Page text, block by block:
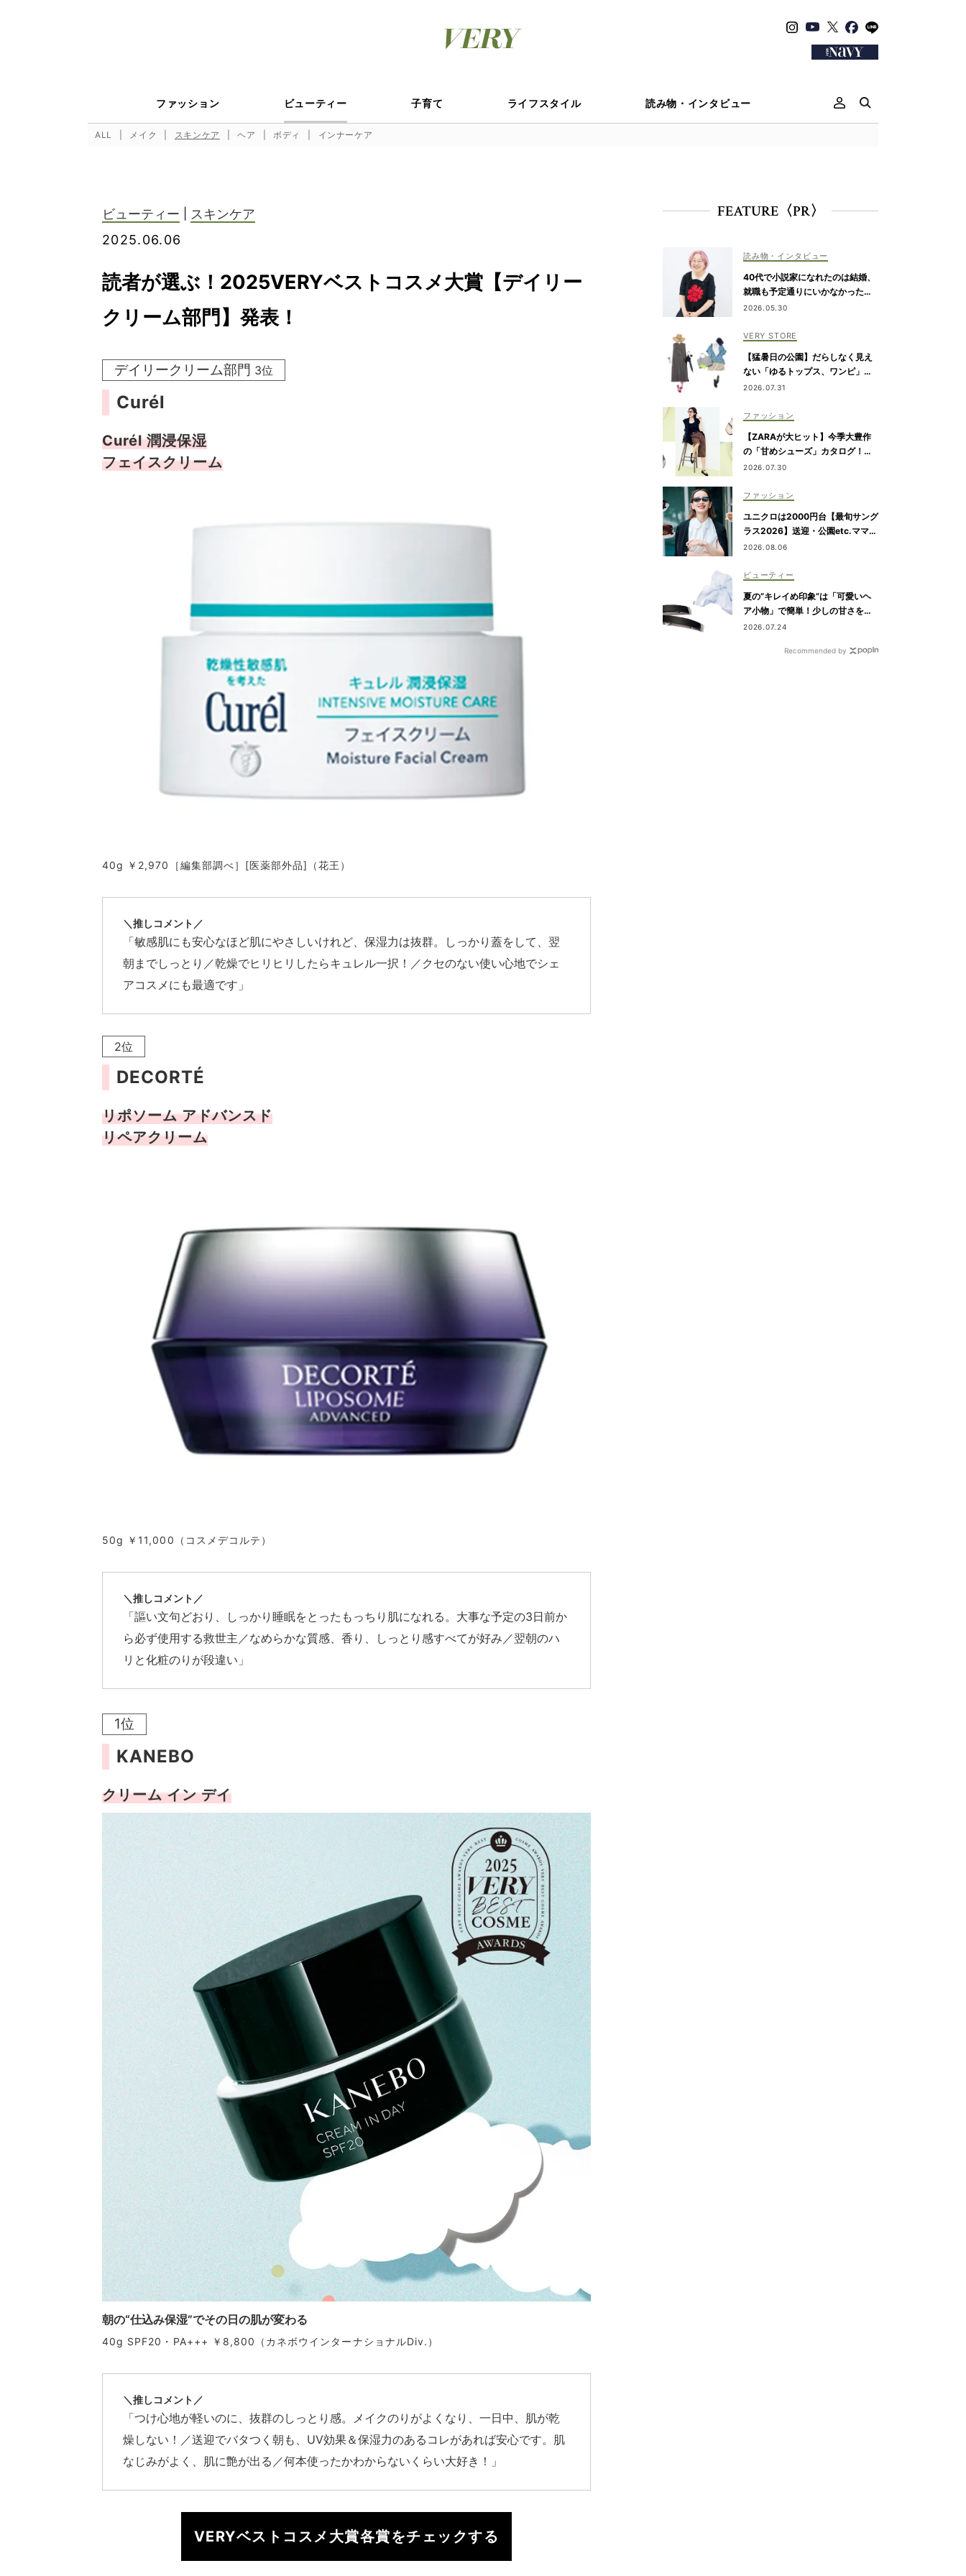
ファッション ビューティー 子育て ライフスタイル 読み物・インタビュー
ALL メイク スキンケア ヘア ボディ インナーケア
ビューティー
スキンケア
2025.06.06
読者が選ぶ！2025VERYベストコスメ大賞【デイリー
クリーム部門】発表！
デイリークリーム部門 3位
Curél
Curél 潤浸保湿
フェイスクリーム
40g ￥2,970［編集部調べ］[医薬部外品]（花王）
＼推しコメント／
「敏感肌にも安心なほど肌にやさしいけれど、保湿力は抜群。しっかり蓋をして、翌
朝までしっとり／乾燥でヒリヒリしたらキュレル一択！／クセのない使い心地でシェ
アコスメにも最適です」
2位
DECORTÉ
リポソーム アドバンスド
リペアクリーム
50g ￥11,000（コスメデコルテ）
＼推しコメント／
「謳い文句どおり、しっかり睡眠をとったもっちり肌になれる。大事な予定の3日前か
ら必ず使用する救世主／なめらかな質感、香り、しっとり感すべてが好み／翌朝のハ
リと化粧のりが段違い」
1位
KANEBO
クリーム イン デイ
朝の“仕込み保湿”でその日の肌が変わる
40g SPF20・PA+++ ￥8,800（カネボウインターナショナルDiv.）
＼推しコメント／
「つけ心地が軽いのに、抜群のしっとり感。メイクのりがよくなり、一日中、肌が乾
燥しない！／送迎でバタつく朝も、UV効果＆保湿力のあるコレがあれば安心です。肌
なじみがよく、肌に艶が出る／何本使ったかわからないくらい大好き！」
VERYベストコスメ大賞各賞をチェックする
FEATURE〈PR〉
読み物・インタビュー
40代で小説家になれたのは結婚、
就職も予定通りにいかなかったか
ら【朝倉かすみさん】
2026.05.30
VERY STORE
【猛暑日の公園】だらしなく見え
ない「ゆるトップス、ワンピ」コ
ーデ
2026.07.31
ファッション
【ZARAが大ヒット】今季大豊作
の「甘めシューズ」カタログ！ゆ
るカジュアルの鮮度アップに◎
2026.07.30
ファッション
ユニクロは2000円台【最旬サング
ラス2026】送迎・公園etc.ママの
日常にハマる「名品」を厳選！
2026.08.06
ビューティー
夏の“キレイめ印象”は「可愛いヘ
ア小物」で簡単！少しの甘さを盛
れる5選
2026.07.24
Recommended by